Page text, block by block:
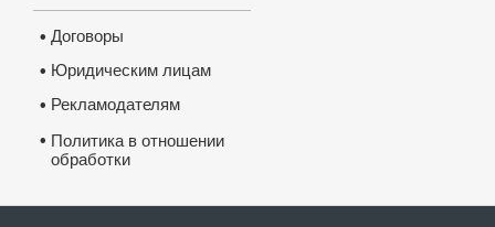
• Договоры
• Юридическим лицам
• Рекламодателям
• Политика в отношении
обработки